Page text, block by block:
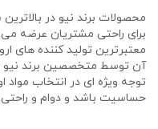
محصولات برند نیو در
برای راحتی مشتریان عرضه
معتبرترین تولید کننده های
آن توسط متخصصین برند نیو
توجه ویژه ای در انتخاب
حساسیت باشد و دوام و راحتی